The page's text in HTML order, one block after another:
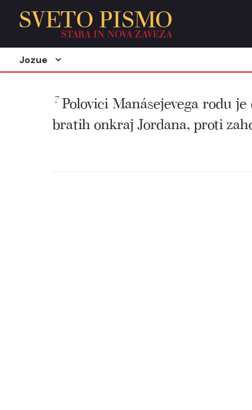
SVETO PISMO
STARA IN NOVA ZAVEZA
Jozue
7Polovici Manásejevega rodu
bratih onkraj Jordana, proti